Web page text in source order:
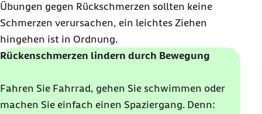
Übungen gegen Rückschmerzen sollten keine
Schmerzen verursachen, ein leichtes Ziehen
hingehen ist in Ordnung.
Rückenschmerzen lindern durch Bewegung
Fahren Sie Fahrrad, gehen Sie schwimmen oder
machen Sie einfach einen Spaziergang. Denn: